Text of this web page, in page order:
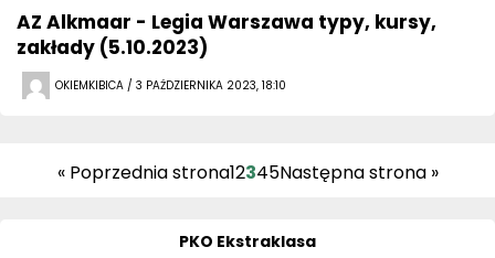
AZ Alkmaar - Legia Warszawa typy, kursy,
zakłady (5.10.2023)
OKIEMKIBICA / 3 PAŹDZIERNIKA 2023, 18:10
« Poprzednia strona12345Następna strona »
PKO Ekstraklasa